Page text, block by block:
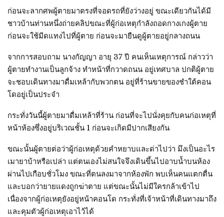
ก่อนจะลากศพผู้ตายมาตรงที่จอดรถที่ยังว่างอยู่ ขณะเดียวกันได้มี
ชาวบ้านท่านหนึ่งถ่ายคลิปขณะที่ผู้ก่อเหตุกำลังถอดกางเกงผู้ตาย
ก่อนจะใช้มีดแทงไปที่ผู้ตาย ก่อนจะมายืนดูผู้ตายอยู่กลางถนน
จากการสอบถาม นางกัญญา อายุ 37 ปี คนเห็นเหตุการณ์ กล่าวว่า
ผู้ตายทำงานเป็นลูกจ้าง ทำหน้าที่กวาดถนน อยู่เทศบาล ปกติผู้ตาย
จะชอบเดินทางมาดื่มเหล้ากับพวกตน อยู่ที่ร้านขายของชำใต้คอน
โดอยู่เป็นประจำ
กระทั่งวันนี้ผู้ตายมาดื่มเหล้าที่ร้าน ก่อนที่จะไปนั่งคุยกับคนก่อเหตุที่
หน้าห้องซึ่งอยู่บริเวณชั้น 1 ก่อนจะเกิดมีปากเสียงกัน
ขณะนั้นผู้ตายต่อว่าผู้ก่อเหตุด้วยคำหยาบและด่าไปว่า มึงเป็นอะไร
เมายาบ้าหรือเปล่า แต่ตนเองไม่สนใจจึงเดินขึ้นไปอาบน้ำบนห้อง
ผ่านไปเกือบชั่วโมง ขณะที่ตนลงมาจากห้องพัก พบเห็นคนแตกตื่น
และบอกว่ายายแดงถูกฆ่าตาย แต่ขณะนั้นไม่มีใครกล้าเข้าไป
เนื่องจากผู้ก่อเหตุยังอยู่หน้าคอนโด กระทั่งที่เจ้าหน้าที่เดินทางมาถึง
และคุมตัวผู้ก่อเหตุเอาไว้ได้